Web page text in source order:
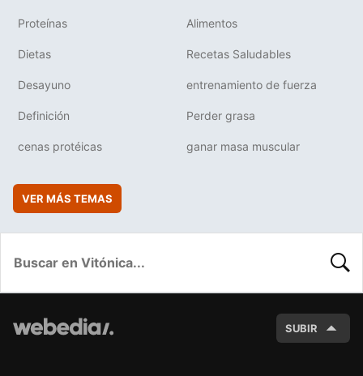
Proteínas Alimentos
Dietas Recetas Saludables
Desayuno entrenamiento de fuerza
Definición Perder grasa
cenas protéicas ganar masa muscular
VER MÁS TEMAS
SUBIR